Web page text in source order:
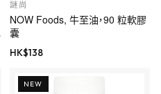
謎尚
NOW Foods, 牛至油，90 粒軟膠
囊
HK$138
NEW